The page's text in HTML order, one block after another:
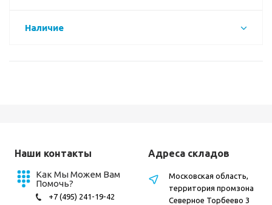
Наличие
Наши контакты
Как Мы Можем Вам
Помочь?
+7 (495) 241-19-42
Адреса складов
Московская область,
территория промзона
Северное Торбеево 3